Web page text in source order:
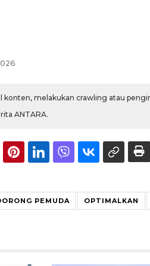
konten, melakukan crawling atau
ANTARA.
PEMUDA OPTIMALKAN